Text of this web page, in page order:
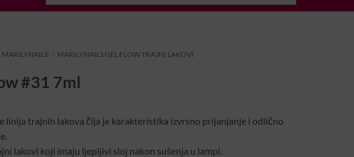
MARILYNAILS MARILYNAILS GEL FLOW TRAJNI LAKOVI
#31 7ml
linija trajnih lakova čija je karakteristika izvrsno prijanjanje i odlično
lakovi koji imaju ljepljivi sloj nakon sušenja u lampi.